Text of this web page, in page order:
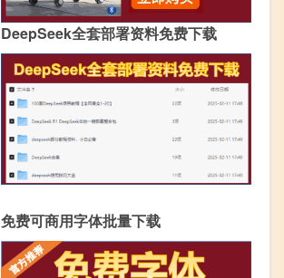
DeepSeek全套部署资料免费下载
免费可商用字体批量下载